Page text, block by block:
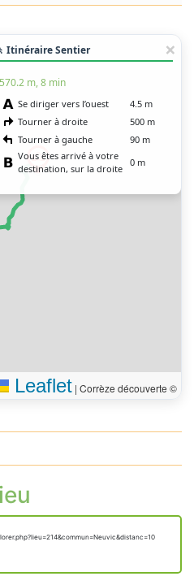
Itinéraire Sentier
570.2 m, 8 min
Se diriger vers l’ouest
4.5 m
Tourner à droite
500 m
Tourner à gauche
90 m
Vous êtes arrivé à votre
destination, sur la droite
0 m
Leaflet | Corrèze découverte ©